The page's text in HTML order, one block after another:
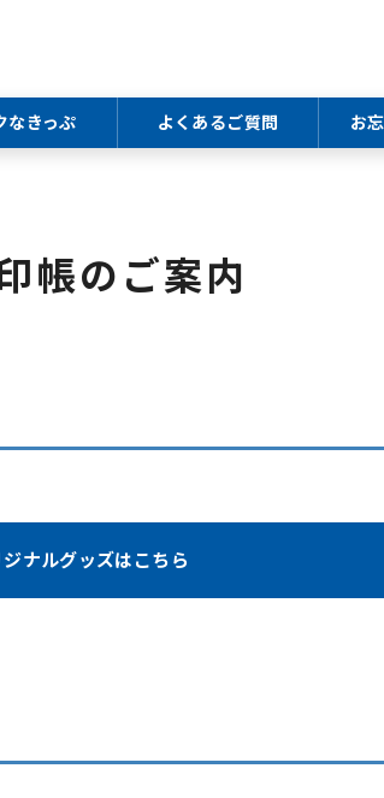
なきっぷ よくあるご質問 お
帳のご案内
ナルグッズはこちら